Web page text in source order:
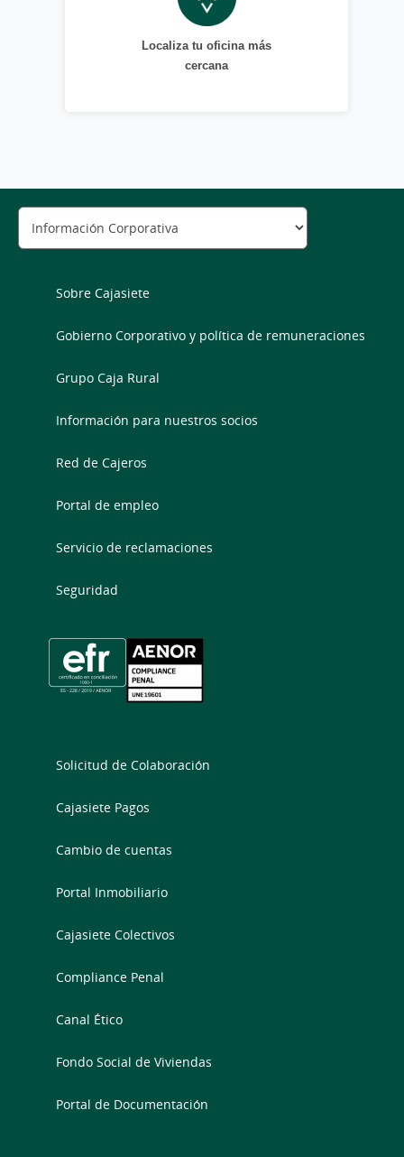
Localiza tu oficina más
cercana
Sobre Cajasiete
Gobierno Corporativo y política de remuneraciones
Grupo Caja Rural
Información para nuestros socios
Red de Cajeros
Portal de empleo
Servicio de reclamaciones
Seguridad
Solicitud de Colaboración
Cajasiete Pagos
Cambio de cuentas
Portal Inmobiliario
Cajasiete Colectivos
Compliance Penal
Canal Ético
Fondo Social de Viviendas
Portal de Documentación